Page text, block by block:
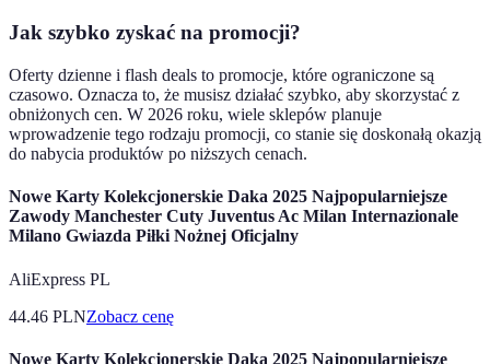
Jak szybko zyskać na promocji?
Oferty dzienne i flash deals to promocje, które ograniczone są
czasowo. Oznacza to, że musisz działać szybko, aby skorzystać z
obniżonych cen. W 2026 roku, wiele sklepów planuje
wprowadzenie tego rodzaju promocji, co stanie się doskonałą okazją
do nabycia produktów po niższych cenach.
Nowe Karty Kolekcjonerskie Daka 2025 Najpopularniejsze
Zawody Manchester Cuty Juventus Ac Milan Internazionale
Milano Gwiazda Piłki Nożnej Oficjalny
AliExpress PL
44.46 PLNZobacz cenę
Nowe Karty Kolekcjonerskie Daka 2025 Najpopularniejsze